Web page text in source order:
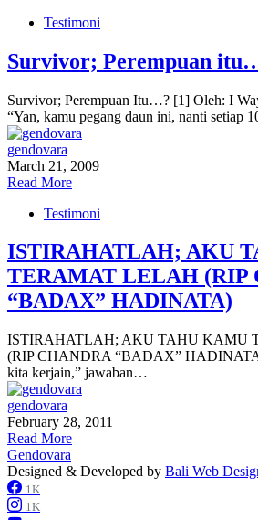
Testimoni
Survivor; Perempuan
Survivor; Perempuan Itu…? [1] Oleh: I
“Yan, kamu pegang daun ini, nanti setiap
gendovara
March 21, 2009
Read More
Testimoni
ISTIRAHATLAH; AKU
TERAMAT LELAH (RIP
“BADAX” HADINATA)
ISTIRAHATLAH; AKU TAHU KAMU
(RIP CHANDRA “BADAX”
kita kerjain,” jawaban…
gendovara
February 28, 2011
Read More
Gendovara
Designed & Developed by Bali Web
1K
1K